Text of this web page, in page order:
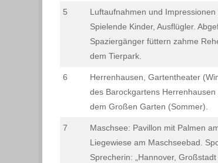
5
Luftaufnahmen und
Spielende Kinder, Ausflügler.
Spaziergänger füttern zahme
dem Tierpark.
6
Herrenhausen, Gartentheater
des Barockgartens
dem Großen Garten (Sommer).
7
Maschsee: Pavillon mit Palmen
Liegewiese am Maschseebad.
Sprecherin: „Hannover,